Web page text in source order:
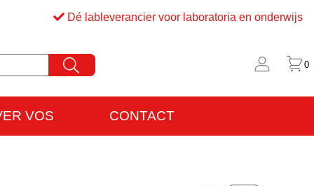
Dé lableverancier voor laboratoria en onderwijs
0
VOS CONTACT